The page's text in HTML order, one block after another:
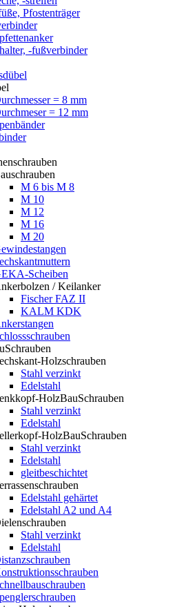
Pfostenträger
-fußverbinder
= 8 mm
= 12 mm
M 6 bis M 8
M 10
M 12
M 16
M 20
Scheiben
/ Keilanker
Fischer FAZ II
KALM KDK
Holzschrauben
Stahl verzinkt
Edelstahl
HolzBauSchrauben
Stahl verzinkt
Edelstahl
HolzBauSchrauben
Stahl verzinkt
Edelstahl
gleitbeschichtet
Edelstahl gehärtet
Edelstahl A2 und A4
Stahl verzinkt
Edelstahl